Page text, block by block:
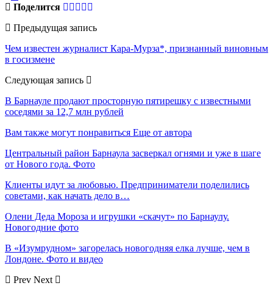
Поделится
Предыдущая запись
Чем известен журналист Кара-Мурза*, признанный виновным
в госизмене
Следующая запись
В Барнауле продают просторную пятирешку с известными
соседями за 12,7 млн рублей
Вам также могут понравиться Еще от автора
Центральный район Барнаула засверкал огнями и уже в шаге
от Нового года. Фото
Клиенты идут за любовью. Предприниматели поделились
советами, как начать дело в…
Олени Деда Мороза и игрушки «скачут» по Барнаулу.
Новогодние фото
В «Изумрудном» загорелась новогодняя елка лучше, чем в
Лондоне. Фото и видео
Prev Next